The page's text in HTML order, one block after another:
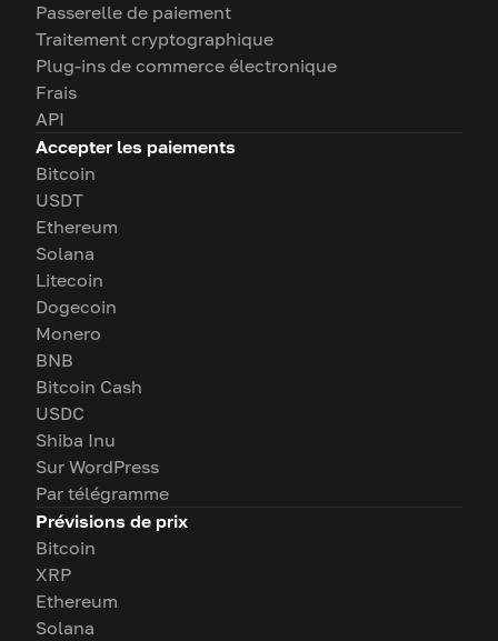
Passerelle de paiement
Traitement cryptographique
Plug-ins de commerce électronique
Frais
API
Accepter les paiements
Bitcoin
USDT
Ethereum
Solana
Litecoin
Dogecoin
Monero
BNB
Bitcoin Cash
USDC
Shiba Inu
Sur WordPress
Par télégramme
Prévisions de prix
Bitcoin
XRP
Ethereum
Solana